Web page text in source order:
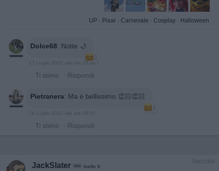
UP · Pixar · Carnevale · Cosplay · Halloween
Dolce68: Notte 🌙
1
17 Luglio 2022 alle ore 23:32
· Ti stimo · Rispondi
Pietranera: Ma è bellissimo 👏🏻👏🏻
1
18 Luglio 2022 alle ore 08:57
· Ti stimo · Rispondi
Vaccata
JackSlater livello 9